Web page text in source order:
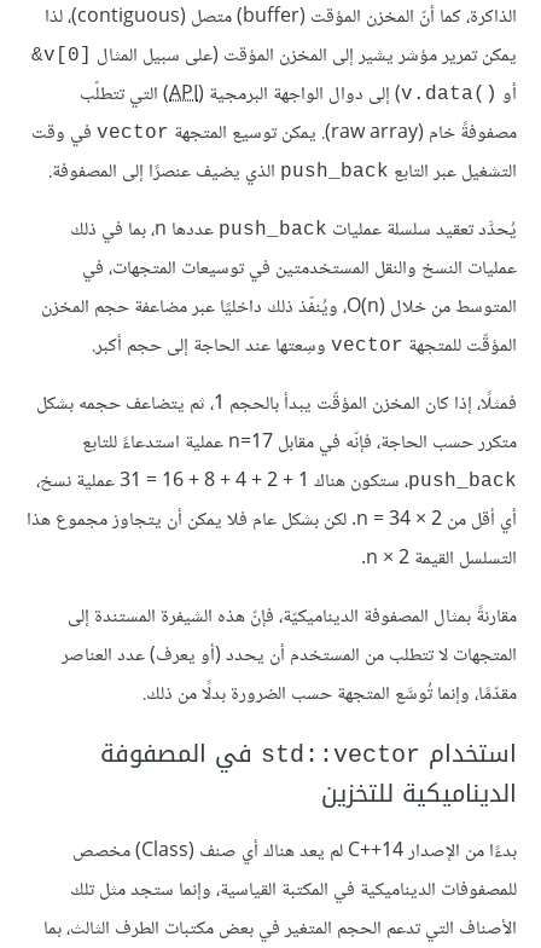
الذاكرة، كما أنّ المخزن المؤقت (buﬀer) متصل (contiguous)، لذا
يمكن تمرير مؤشر يشير إلى المخزن المؤقت (على سبيل المثال
‎&v[0]‎
أو v.data()‎) إلى دوال الواجهة البرمجية (API) التي تتطلّب
مصفوفةً خام (raw array). يمكن توسيع المتجهة
vector في وقت
التشغيل عبر التابع push_back الذي يضيف عنصرًا إلى المصفوفة.
يُحدَّد تعقيد سلسلة عمليات push_back
عددها n، بما في ذلك
عمليات النسخ والنقل المستخدمتين في توسيعات المتجهات، في
المتوسط من خلال O(n)، ويُنفّذ ذلك داخليًا عبر مضاعفة حجم المخزن
المؤقّت للمتجهة vector وسِعتها عند الحاجة إلى حجم أكبر.
فمثلًا، إذا كان المخزن المؤقّت يبدأ بالحجم 1، ثم يتضاعف حجمه بشكل
متكرر حسب الحاجة، فإنّه في مقابل n=17 عملية استدعاءً للتابع
push_back
، ستكون هناك 1 + 2 + 4 + 8 + 16 = 31 عملية نسخ،
أي أقل من 2 × n = 34. لكن بشكل عام فلا يمكن أن يتجاوز مجموع هذا
التسلسل القيمة 2 × n.
مقارنةً بمثال المصفوفة الديناميكيّة، فإنّ هذه الشيفرة المستندة إلى
المتجهات لا تتطلب من المستخدم أن يحدد (أو يعرف) عدد العناصر
مقدّمًا، وإنما تُوسَّع المتجهة حسب الضرورة بدلًا من ذلك.
استخدام std::vector في المصفوفة
الديناميكية للتخزين
بدءًا من الإصدار C++14 لم يعد هناك أي صنف (Class) مخصص
للمصفوفات الديناميكية في المكتبة القياسية، وإنما ستجد مثل تلك
الأصناف التي تدعم الحجم المتغير في بعض مكتبات الطرف الثالث، بما